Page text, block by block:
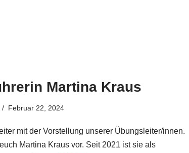
Martina Kraus
Februar 22, 2024
mit der Vorstellung unserer Übungsleiter/innen.
Martina Kraus vor. Seit 2021 ist sie als